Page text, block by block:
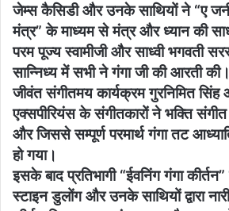
जेम्स कैसिडी और उनके साथियों ने “ए
मंत्र” के माध्यम से मंत्र और ध्यान की
परम पूज्य स्वामीजी और साध्वी भगवती
सान्निध्य में सभी ने गंगा जी की आरती
जीवंत संगीतमय कार्यक्रम गुरनिमित
एक्सपीरियंस के संगीतकारों ने भक्ति
और जिससे सम्पूर्ण परमार्थ गंगा तट
हो गया।
इसके बाद प्रतिभागी “ईवनिंग गंगा
स्टाइन डुलोंग और उनके साथियों द्वारा